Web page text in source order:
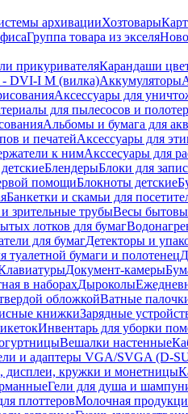
архивацииХозтовары
Группа товара из экселя
прикуривателяКарандаши
- DVI-I M (вилка)Аккумуляторы
Аксессуары для
для пылесосов и
Альбомы и бумага для
и печатейАксессуары для
к нимАкссесуары для
БлендерыБлоки для
помощиБлокноты детские
Банкетки и скамьи для
зрительные трубыВесы
лотков для бумаг
для бумагДетекторы и
туалетной бумаги и полотенец
Документ-камеры
в наборахДыроколы
обложкойВатные
книжкиЗарядные
Инвентарь для уборки
Вешалки настенные
и адаптеры VGA/SVGA (D-
дисплеи, кружки и монетницы
Гели для душа и
плоттеровМолочная